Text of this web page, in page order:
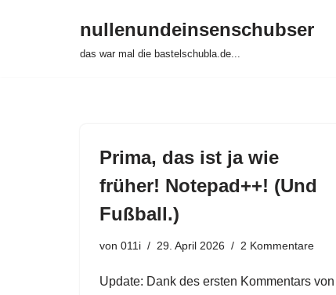
nullenundeinsenschubser
das war mal die bastelschubla.de...
Prima, das ist ja wie
früher! Notepad++! (Und
Fußball.)
von 011i 29. April 2026 2 Kommentare
Update: Dank des ersten Kommentars von